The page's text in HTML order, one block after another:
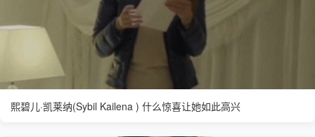
熙碧儿·凯莱纳(Sybil Kailena ) 什么惊喜让她如此高兴